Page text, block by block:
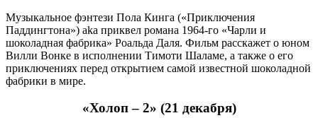
Музыкальное фэнтези Пола Кинга («Приключения
Паддингтона») aka приквел романа 1964-го «Чарли и
шоколадная фабрика» Роальда Даля. Фильм расскажет о юном
Вилли Вонке в исполнении Тимоти Шаламе, а также о его
приключениях перед открытием самой известной шоколадной
фабрики в мире.
«Холоп – 2» (21 декабря)